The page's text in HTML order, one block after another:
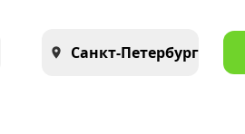
Санкт-Петербург